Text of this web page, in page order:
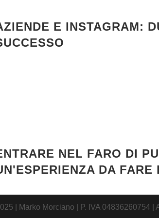
E INSTAGRAM:
NEL FARO DI
DA FARE
| Marko Morciano | P. IVA 04836260754 |